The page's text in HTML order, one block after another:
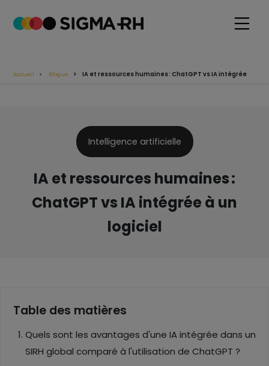
Accueil Blogue IA et ressources humaines : ChatGPT vs IA intégrée
Intelligence artificielle
IA et ressources humaines :
ChatGPT vs IA intégrée à un
logiciel
Table des matières
Quels sont les avantages d'une IA intégrée dans un
SIRH global comparé à l'utilisation de ChatGPT ?